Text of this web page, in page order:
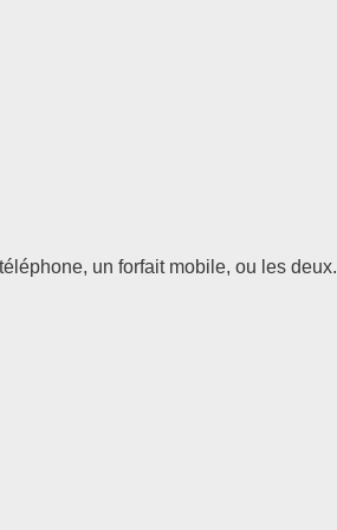
un forfait mobile, ou les deux.